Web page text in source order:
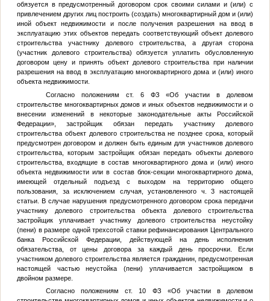
обязуется в предусмотренный договором срок своими силами и (или) с
привлечением других лиц построить (создать) многоквартирный дом и (или)
иной объект недвижимости и после получения разрешения на ввод в
эксплуатацию этих объектов передать соответствующий объект долевого
строительства участнику долевого строительства, а другая сторона
(участник долевого строительства) обязуется уплатить обусловленную
договором цену и принять объект долевого строительства при наличии
разрешения на ввод в эксплуатацию многоквартирного дома и (или) иного
объекта недвижимости.
Согласно положениям ст. 6 ФЗ «Об участии в долевом
строительстве многоквартирных домов и иных объектов недвижимости и о
внесении изменений в некоторые законодательные акты Российской
Федерации», застройщик обязан передать участнику долевого
строительства объект долевого строительства не позднее срока, который
предусмотрен договором и должен быть единым для участников долевого
строительства, которым застройщик обязан передать объекты долевого
строительства, входящие в состав многоквартирного дома и (или) иного
объекта недвижимости или в состав блок-секции многоквартирного дома,
имеющей отдельный подъезд с выходом на территорию общего
пользования, за исключением случая, установленного ч. 3 настоящей
статьи. В случае нарушения предусмотренного договором срока передачи
участнику долевого строительства объекта долевого строительства
застройщик уплачивает участнику долевого строительства неустойку
(пени) в размере одной трехсотой ставки рефинансирования Центрального
банка Российской Федерации, действующей на день исполнения
обязательства, от цены договора за каждый день просрочки. Если
участником долевого строительства является гражданин, предусмотренная
настоящей частью неустойка (пени) уплачивается застройщиком в
двойном размере.
Согласно положениям ст. 10 ФЗ «Об участии в долевом